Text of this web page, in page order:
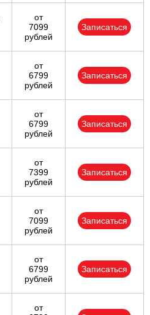
от
7099
рублей
Записаться
от
6799
рублей
Записаться
от
6799
рублей
Записаться
от
7399
рублей
Записаться
от
7099
рублей
Записаться
от
6799
рублей
Записаться
от